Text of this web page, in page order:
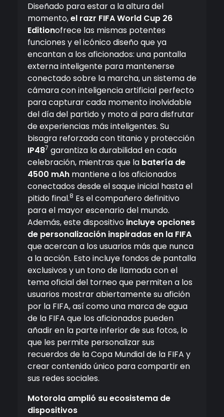
Diseñado para estar a la altura del
momento,el razr FIFA World Cup 26
Editionofrece las mismas potentes
funciones y el icónico diseño que ya
encantan a los aficionados: una pantalla
externa inteligente para mantenerse
conectado sobre la marcha, un sistema de
cámara con inteligencia artificial perfecto
para capturar cada momento inolvidable
del día del partido y moto ai para disfrutar
de experiencias más inteligentes. Su
bisagra reforzada con titanio y protección
IP487 garantiza la durabilidad en cada
celebración, mientras que la batería de
4500 mAh mantiene a los aficionados
conectados desde el saque inicial hasta el
pitido final.8 Es el compañero definitivo
para el mayor escenario del mundo.
Además, este dispositivo incluye opciones
de personalización inspiradas en la FIFA
que acercan a los usuarios más que nunca
a la acción. Esto incluye fondos de pantalla
exclusivos y un tono de llamada con el
tema oficial del torneo que permiten a los
usuarios mostrar abiertamente su afición
por la FIFA, así como una marca de agua
de la FIFA que los aficionados pueden
añadir en la parte inferior de sus fotos, lo
que les permite personalizar sus
recuerdos de la Copa Mundial de la FIFA y
crear contenido único para compartir en
sus redes sociales.
Motorola amplió su ecosistema de
dispositivos